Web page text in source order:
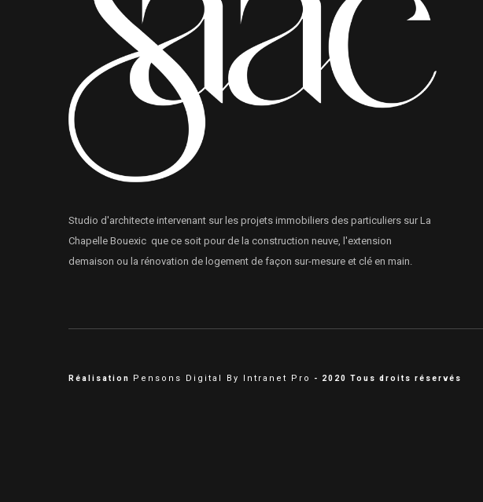
Studio d'architecte intervenant sur les projets immobiliers des particuliers sur La
Chapelle Bouexic que ce soit pour de la construction neuve, l'extension
demaison ou la rénovation de logement de façon sur-mesure et clé en main.
Réalisation Pensons Digital By Intranet Pro - 2020 Tous droits réservés